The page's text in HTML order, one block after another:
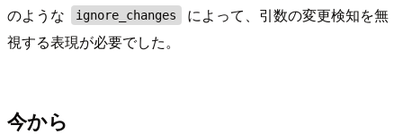
のような
ignore_changes
によって、引数の変更検知を無
視する表現が必要でした。
今から